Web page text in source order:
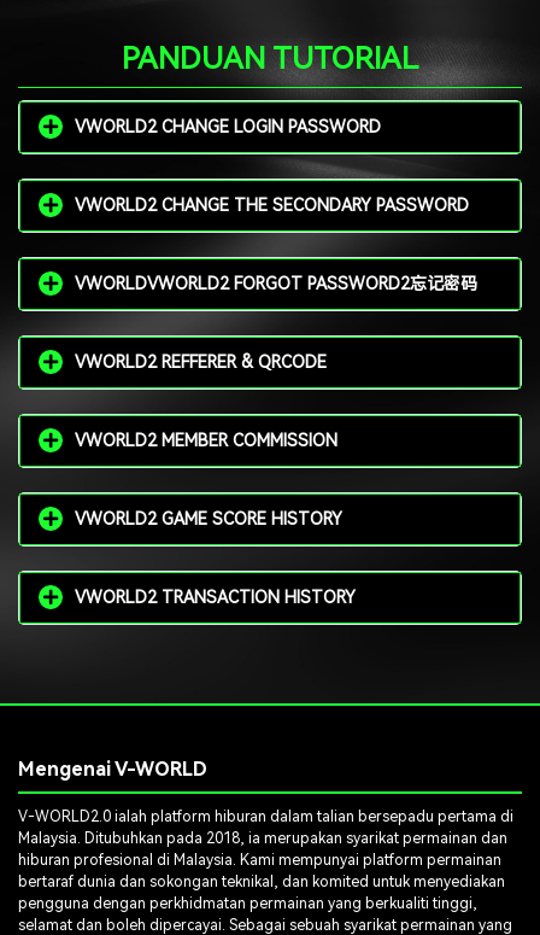
PANDUAN TUTORIAL
VWORLD2 CHANGE LOGIN PASSWORD
VWORLD2 CHANGE THE SECONDARY PASSWORD
VWORLDVWORLD2 FORGOT PASSWORD2忘记密码
VWORLD2 REFFERER & QRCODE
VWORLD2 MEMBER COMMISSION
VWORLD2 GAME SCORE HISTORY
VWORLD2 TRANSACTION HISTORY
Mengenai V-WORLD
V-WORLD2.0 ialah platform hiburan dalam talian bersepadu pertama di
Malaysia. Ditubuhkan pada 2018, ia merupakan syarikat permainan dan
hiburan profesional di Malaysia. Kami mempunyai platform permainan
bertaraf dunia dan sokongan teknikal, dan komited untuk menyediakan
pengguna dengan perkhidmatan permainan yang berkualiti tinggi,
selamat dan boleh dipercayai. Sebagai sebuah syarikat permainan yang